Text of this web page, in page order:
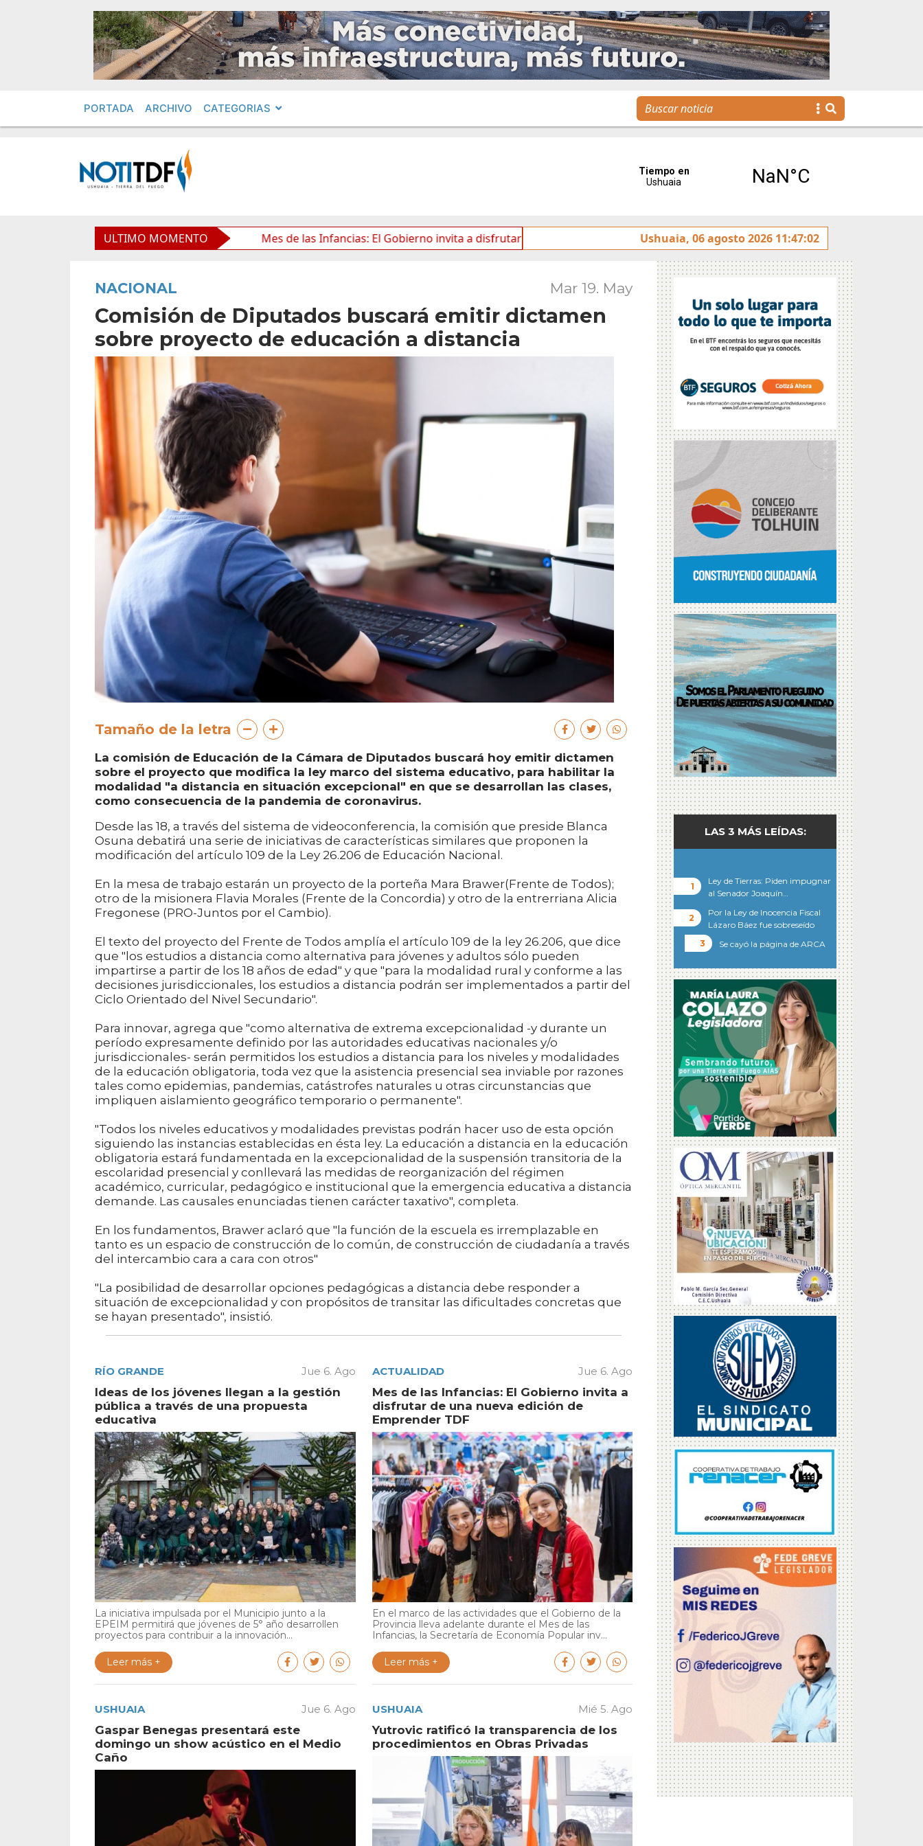
PORTADA ARCHIVO CATEGORIAS
ULTIMO MOMENTO
de una propuesta educativa Mes de las Infancias: El Gobierno invita a disfrutar de una nueva edición de Emprender TDF Gaspar Benegas presentará este
Ushuaia, 06 agosto 2026 11:47:02
NACIONAL Mar 19. May
Comisión de Diputados buscará emitir dictamen
sobre proyecto de educación a distancia
Tamaño de la letra
La comisión de Educación de la Cámara de Diputados buscará hoy emitir dictamen
sobre el proyecto que modifica la ley marco del sistema educativo, para habilitar la
modalidad "a distancia en situación excepcional" en que se desarrollan las clases,
como consecuencia de la pandemia de coronavirus.
Desde las 18, a través del sistema de videoconferencia, la comisión que preside Blanca
Osuna debatirá una serie de iniciativas de características similares que proponen la
modificación del artículo 109 de la Ley 26.206 de Educación Nacional.
En la mesa de trabajo estarán un proyecto de la porteña Mara Brawer(Frente de Todos);
otro de la misionera Flavia Morales (Frente de la Concordia) y otro de la entrerriana Alicia
Fregonese (PRO-Juntos por el Cambio).
El texto del proyecto del Frente de Todos amplía el artículo 109 de la ley 26.206, que dice
que "los estudios a distancia como alternativa para jóvenes y adultos sólo pueden
impartirse a partir de los 18 años de edad" y que "para la modalidad rural y conforme a las
decisiones jurisdiccionales, los estudios a distancia podrán ser implementados a partir del
Ciclo Orientado del Nivel Secundario".
Para innovar, agrega que "como alternativa de extrema excepcionalidad -y durante un
período expresamente definido por las autoridades educativas nacionales y/o
jurisdiccionales- serán permitidos los estudios a distancia para los niveles y modalidades
de la educación obligatoria, toda vez que la asistencia presencial sea inviable por razones
tales como epidemias, pandemias, catástrofes naturales u otras circunstancias que
impliquen aislamiento geográfico temporario o permanente".
"Todos los niveles educativos y modalidades previstas podrán hacer uso de esta opción
siguiendo las instancias establecidas en ésta ley. La educación a distancia en la educación
obligatoria estará fundamentada en la excepcionalidad de la suspensión transitoria de la
escolaridad presencial y conllevará las medidas de reorganización del régimen
académico, curricular, pedagógico e institucional que la emergencia educativa a distancia
demande. Las causales enunciadas tienen carácter taxativo", completa.
En los fundamentos, Brawer aclaró que "la función de la escuela es irremplazable en
tanto es un espacio de construcción de lo común, de construcción de ciudadanía a través
del intercambio cara a cara con otros"
"La posibilidad de desarrollar opciones pedagógicas a distancia debe responder a
situación de excepcionalidad y con propósitos de transitar las dificultades concretas que
se hayan presentado", insistió.
RÍO GRANDE Jue 6. Ago
Ideas de los jóvenes llegan a la gestión
pública a través de una propuesta
educativa
La iniciativa impulsada por el Municipio junto a la
EPEIM permitirá que jóvenes de 5° año desarrollen
proyectos para contribuir a la innovación...
Leer más +
ACTUALIDAD Jue 6. Ago
Mes de las Infancias: El Gobierno invita a
disfrutar de una nueva edición de
Emprender TDF
En el marco de las actividades que el Gobierno de la
Provincia lleva adelante durante el Mes de las
Infancias, la Secretaría de Economía Popular inv...
Leer más +
USHUAIA Jue 6. Ago
Gaspar Benegas presentará este
domingo un show acústico en el Medio
Caño
USHUAIA Mié 5. Ago
Yutrovic ratificó la transparencia de los
procedimientos en Obras Privadas
LAS 3 MÁS LEÍDAS:
Ley de Tierras: Piden impugnar
al Senador Joaquín…
Por la Ley de Inocencia Fiscal
Lázaro Báez fue sobreseído
Se cayó la página de ARCA